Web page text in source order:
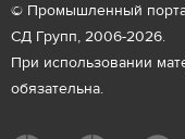
© Промышленный
СД Групп, 2006-2026.
При использовании
обязательна.